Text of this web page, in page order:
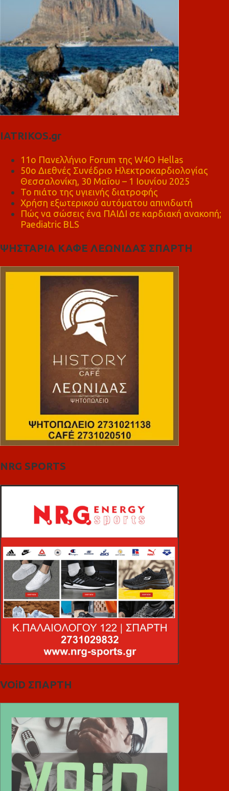
IATRIKOS.gr
11ο Πανελλήνιο Forum της W4O Hellas
50ο Διεθνές Συνέδριο Ηλεκτροκαρδιολογίας
Θεσσαλονίκη, 30 Μαΐου – 1 Ιουνίου 2025
Το πιάτο της υγιεινής διατροφής
Χρήση εξωτερικού αυτόματου απινιδωτή
Πώς να σώσεις ένα ΠΑΙΔΙ σε καρδιακή ανακοπή;
Paediatric BLS
ΨΗΣΤΑΡΙΑ ΚΑΦΕ ΛΕΩΝΙΔΑΣ ΣΠΑΡΤΗ
NRG SPORTS
VOiD ΣΠΑΡΤΗ